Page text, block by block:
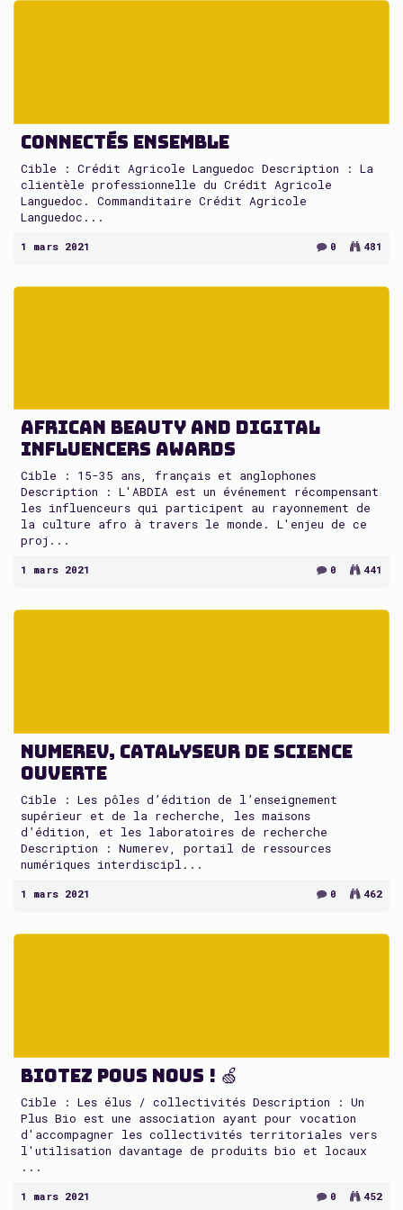
Connectés Ensemble
Cible : Crédit Agricole Languedoc Description : La
clientèle professionnelle du Crédit Agricole
Languedoc. Commanditaire Crédit Agricole
Languedoc...
1 mars 2021 0 481
African Beauty and Digital
Influencers Awards
Cible : 15-35 ans, français et anglophones
Description : L'ABDIA est un événement récompensant
les influenceurs qui participent au rayonnement de
la culture afro à travers le monde. L'enjeu de ce
proj...
1 mars 2021 0 441
Numerev, catalyseur de science
ouverte
Cible : Les pôles d’édition de l’enseignement
supérieur et de la recherche, les maisons
d’édition, et les laboratoires de recherche
Description : Numerev, portail de ressources
numériques interdiscipl...
1 mars 2021 0 462
Biotez pous nous ! 🍏
Cible : Les élus / collectivités Description : Un
Plus Bio est une association ayant pour vocation
d'accompagner les collectivités territoriales vers
l'utilisation davantage de produits bio et locaux
...
1 mars 2021 0 452